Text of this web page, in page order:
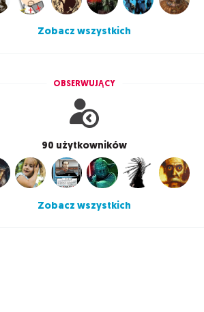
Zobacz wszystkich
OBSERWUJĄCY
90 użytkowników
Zobacz wszystkich